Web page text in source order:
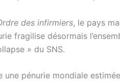
des infirmiers, le pays
fragilise désormais
» du SNS.
pénurie mondiale